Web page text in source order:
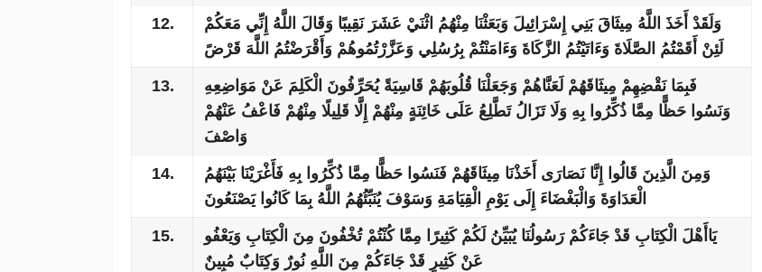
12.
وَلَقَدْ أَخَذَ اللَّهُ مِيثَاقَ بَنِي إِسْرَائِيلَ وَبَعَثْنَا مِنْهُمُ اثْنَيْ عَشَرَ نَقِيبًا وَقَالَ اللَّهُ إِنِّي مَعَكُمْ
لَئِنْ أَقَمْتُمُ الصَّلَاةَ وَءَاتَيْتُمُ الزَّكَاةَ وَءَامَنْتُمْ بِرُسُلِي وَعَزَّرْتُمُوهُمْ وَأَقْرَضْتُمُ اللَّهَ قَرْضً
13.
فَبِمَا نَقْضِهِمْ مِيثَاقَهُمْ لَعَنَّاهُمْ وَجَعَلْنَا قُلُوبَهُمْ قَاسِيَةً يُحَرِّفُونَ الْكَلِمَ عَنْ مَوَاضِعِهِ
وَنَسُوا حَظًّا مِمَّا ذُكِّرُوا بِهِ وَلَا تَزَالُ تَطَّلِعُ عَلَى خَائِنَةٍ مِنْهُمْ إِلَّا قَلِيلًا مِنْهُمْ فَاعْفُ عَنْهُمْ
وَاصْفَ
14.
وَمِنَ الَّذِينَ قَالُوا إِنَّا نَصَارَى أَخَذْنَا مِيثَاقَهُمْ فَنَسُوا حَظًّا مِمَّا ذُكِّرُوا بِهِ فَأَغْرَيْنَا بَيْنَهُمُ
الْعَدَاوَةَ وَالْبَغْضَاءَ إِلَى يَوْمِ الْقِيَامَةِ وَسَوْفَ يُنَبِّئُهُمُ اللَّهُ بِمَا كَانُوا يَصْنَعُونَ
15.
يَاأَهْلَ الْكِتَابِ قَدْ جَاءَكُمْ رَسُولُنَا يُبَيِّنُ لَكُمْ كَثِيرًا مِمَّا كُنْتُمْ تُخْفُونَ مِنَ الْكِتَابِ وَيَعْفُو
عَنْ كَثِيرٍ قَدْ جَاءَكُمْ مِنَ اللَّهِ نُورٌ وَكِتَابٌ مُبِينٌ